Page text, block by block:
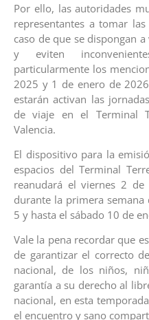
Por ello, las autoridades
representantes a tomar
caso de que se dispongan
y eviten
particularmente los
2025 y 1 de enero de
estarán activan las
de viaje en el Terminal
Valencia.
El dispositivo para la
espacios del Terminal
reanudará el viernes 2
durante la primera
5 y hasta el sábado 10 de
Vale la pena recordar que
de garantizar el correcto
nacional, de los niños,
garantía a su derecho al
nacional, en esta
el encuentro y sano